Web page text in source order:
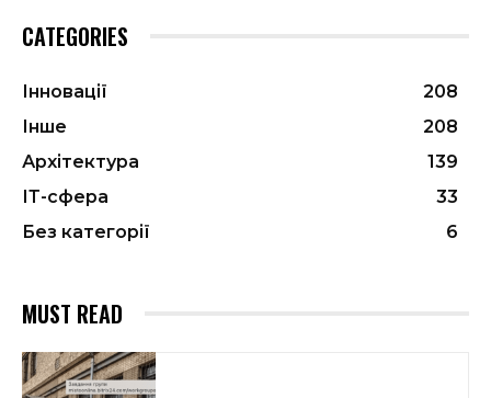
CATEGORIES
Інновації
208
Інше
208
Архітектура
139
ІТ-сфера
33
Без категорії
6
MUST READ